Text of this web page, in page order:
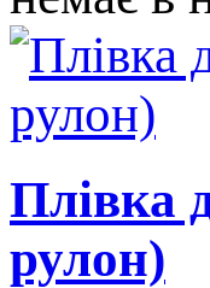
Плівка
рулон)